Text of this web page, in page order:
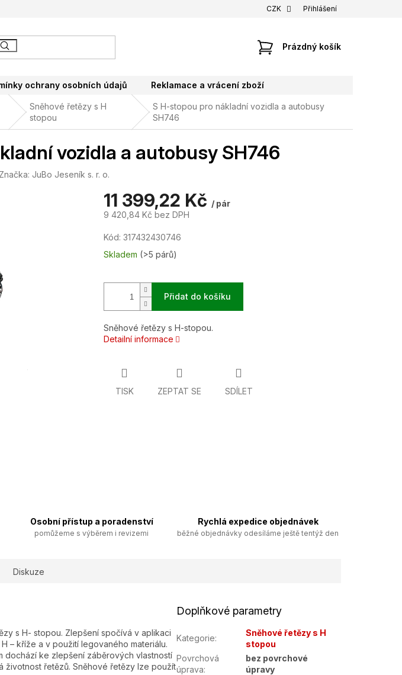
CZK Přihlášení
NÁKUPNÍ
Prázdný košík
ochrany osobních údajů Reklamace a vrácení zboží
Sněhové řetězy s H
stopou
S H-stopou pro nákladní vozidla a autobusy
SH746
vozidla a autobusy SH746
Značka: JuBo Jeseník s. r. o.
11 399,22 Kč / pár
9 420,84 Kč bez DPH
Měrná
cena:
Kód: 317432430746
Skladem (>5 párů)
Přidat do košíku
Sněhové řetězy s H-stopou.
Detailní informace
TISK ZEPTAT SE SDÍLET
Osobní přístup a poradenství
pomůžeme s výběrem i revizemi
Rychlá expedice objednávek
běžné objednávky odesíláme ještě tentýž den
Diskuze
s H- stopou. Zlepšení spočívá v aplikaci
– kříže a v použití legovaného materiálu.
dochází ke zlepšení záběrových vlastností
životnost řetězů. Sněhové řetězy lze použít
Doplňkové parametry
Kategorie:
Sněhové řetězy s H
stopou
Povrchová
úprava:
bez povrchové
úpravy